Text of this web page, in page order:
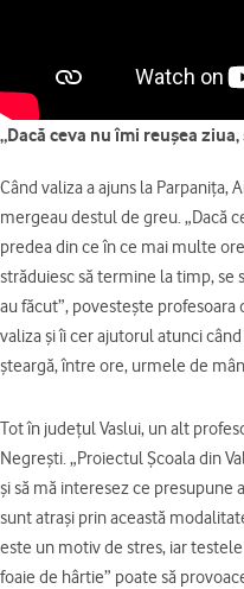
„Dacă ceva nu îmi reușea
Când valiza a ajuns la
mergeau destul de greu. „Dacă
predea din ce în ce mai multe
străduiesc să termine la timp, se
au făcut”, povestește
valiza și îi cer ajutorul atunci
șteargă, între ore, urmele de
Tot în județul Vaslui, un alt
Negrești. „Proiectul Școala din
și să mă interesez ce
sunt atrași prin această
este un motiv de stres, iar
foaie de hârtie” poate să